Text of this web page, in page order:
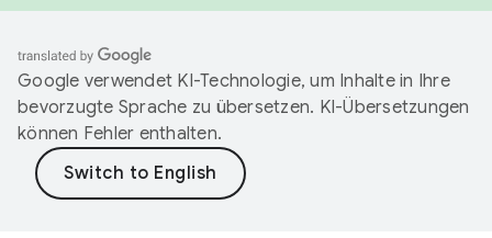
Google verwendet KI-Technologie, um Inhalte in Ihre
bevorzugte Sprache zu übersetzen. KI-Übersetzungen
können Fehler enthalten.